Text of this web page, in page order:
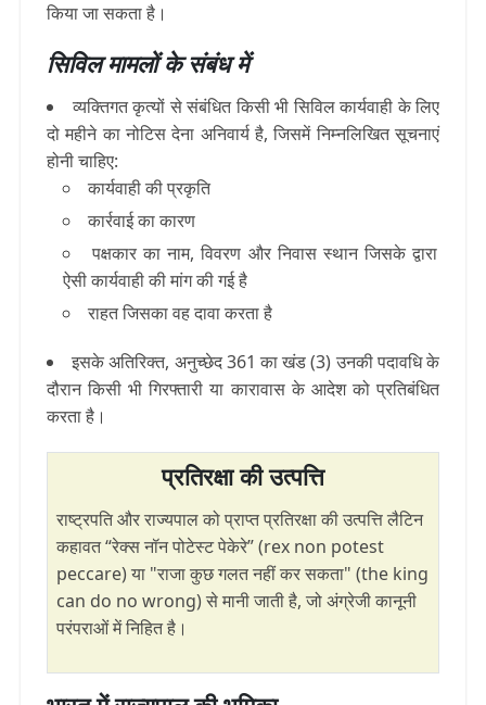
किया जा सकता है।
सिविल मामलों के संबंध में
व्यक्तिगत कृत्यों से संबंधित किसी भी सिविल कार्यवाही के लिए
दो महीने का नोटिस देना अनिवार्य है, जिसमें निम्नलिखित सूचनाएं
होनी चाहिए:
कार्यवाही की प्रकृति
कार्रवाई का कारण
पक्षकार का नाम, विवरण और निवास स्थान जिसके द्वारा
ऐसी कार्यवाहीकी मांग की गई है
राहत जिसका वह दावा करता है
इसके अतिरिक्त, अनुच्छेद 361 का खंड (3) उनकी पदावधि के
दौरान किसी भी गिरफ्तारी या कारावास के आदेश को प्रतिबंधित
करता है।
प्रतिरक्षा की उत्पत्ति
राष्ट्रपति और राज्यपाल को प्राप्त प्रतिरक्षा की उत्पत्ति लैटिन
कहावत “रेक्स नॉन पोटेस्ट पेकेरे” (rex non potest
peccare) या "राजा कुछ गलत नहीं कर सकता" (the king
can do no wrong) से मानी जाती है, जो अंग्रेजी कानूनी
परंपराओं में निहित है।